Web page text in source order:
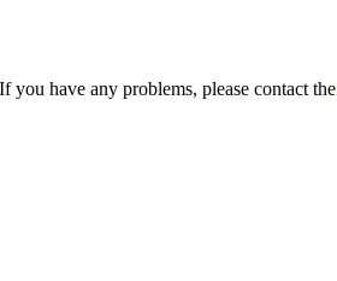
have any problems, please contact the